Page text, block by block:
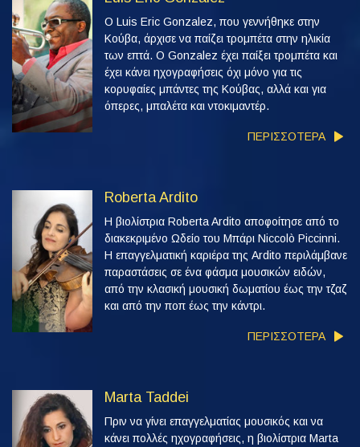
Ο Luis Eric Gonzalez, που γεννήθηκε στην
Κούβα, άρχισε να παίζει τρομπέτα στην ηλικία
των επτά. Ο Gonzalez έχει παίξει τρομπέτα και
έχει κάνει ηχογραφήσεις όχι μόνο για τις
κορυφαίες μπάντες της Κούβας, αλλά και για
όπερες, μπαλέτα και ντοκιμαντέρ.
ΠΕΡΙΣΣΟΤΕΡΑ
Roberta Ardito
Η βιολίστρια Roberta Ardito αποφοίτησε από το
διακεκριμένο Ωδείο του Μπάρι Niccolò Piccinni.
Η επαγγελματική καριέρα της Ardito περιλάμβανε
παραστάσεις σε ένα φάσμα μουσικών ειδών,
από την κλασική μουσική δωματίου έως την τζαζ
και από την ποπ έως την κάντρι.
ΠΕΡΙΣΣΟΤΕΡΑ
Marta Taddei
Πριν να γίνει επαγγελματίας μουσικός και να
κάνει πολλές ηχογραφήσεις, η βιολίστρια Marta